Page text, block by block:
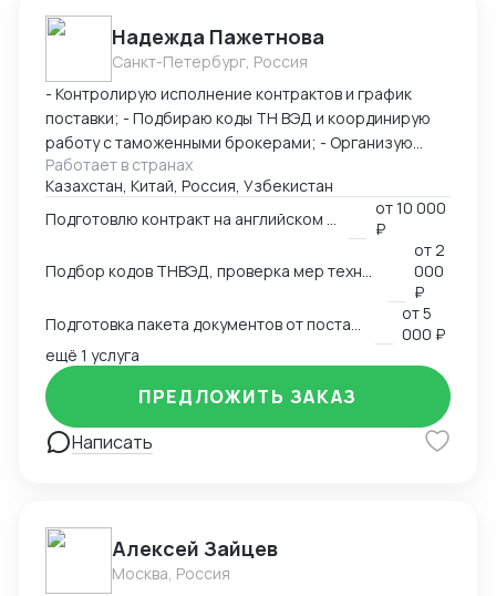
понимаю реалии обеих стран. Я организованная,
быстро вникаю в задачу и умею работать с людьми.
Буду рада сотрудничеству!
Надежда Пажетнова
Санкт-Петербург, Россия
- Контролирую исполнение контрактов и график
поставки; - Подбираю коды ТН ВЭД и координирую
работу с таможенными брокерами; - Организую
сертификацию и взаимодействие с
аккредитованными органами; - Снижаю расходы за
счёт оптимизации логистики и правильного кода; -
Обеспечиваю юридическую чистоту сделок,
точность инвойсов, упаковочных листов, контрактов.
Работает в странах
Казахстан, Китай, Россия, Узбекистан
от10 000
₽
Подбор кодов ТНВЭД, проверка мер технического регулирования, запретов и ограничений
от2
000
₽
от5
000 ₽
ещё 1 услуга
Написать
ПРЕДЛОЖИТЬ ЗАКАЗ
Алексей Зайцев
Москва, Россия